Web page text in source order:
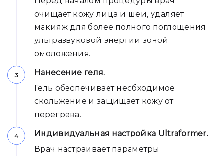
очищает кожу лица и шеи, удаляет
макияж для более полного поглощения
ультразвуковой энергии зоной
омоложения.
Нанесение геля.
Гель обеспечивает необходимое
скольжение и защищает кожу от
перегрева.
Индивидуальная настройка Ultraformer.
Врач настраивает параметры